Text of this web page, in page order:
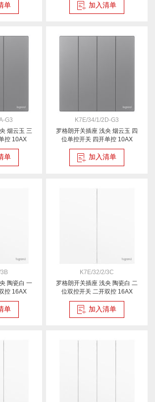
单 加入清单
G3
烟云玉 三
控 10AX
单
K7E/34/1/2D-G3
罗格朗开关插座 浅央 烟云玉 四
位单控开关 四开单控 10AX
加入清单
陶瓷白 一
控 16AX
单
K7E/32/2/3C
罗格朗开关插座 浅央 陶瓷白 二
位双控开关 二开双控 16AX
加入清单